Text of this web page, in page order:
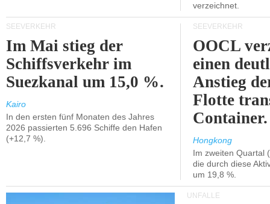
verzeichnet.
SEEVERKEHR
Im Mai stieg der
Schiffsverkehr im
Suezkanal um 15,0 %.
Kairo
In den ersten fünf Monaten des Jahres
2026 passierten 5.696 Schiffe den Hafen
(+12,7 %).
SEEVERKEHR
OOCL
einen
Anstieg
Flotte
Container.
Hongkong
Im zweiten Quartal
die durch diese
um 19,8 %.
UNFÄLLE